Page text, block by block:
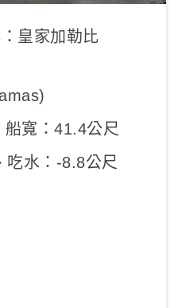
皇家加勒比
寬：41.4公尺
吃水：-8.8公尺